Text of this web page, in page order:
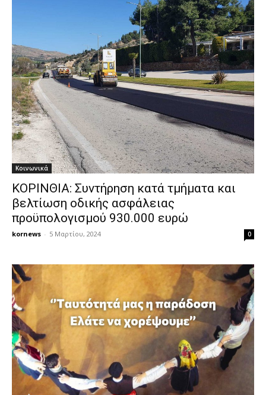
Κοινωνικά
ΚΟΡΙΝΘΙΑ: Συντήρηση κατά τμήματα και
βελτίωση οδικής ασφάλειας
προϋπολογισμού 930.000 ευρώ
kornews - 5 Μαρτίου, 2024 0